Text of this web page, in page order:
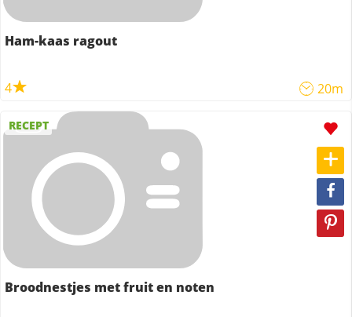
Ham-kaas ragout
4 20m
RECEPT
Broodnestjes met fruit en noten